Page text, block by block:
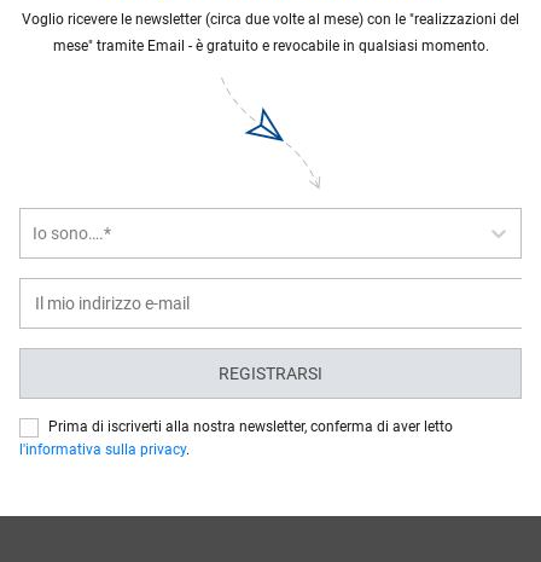
Voglio ricevere le newsletter (circa due volte al mese) con le "realizzazioni del
mese" tramite Email - è gratuito e revocabile in qualsiasi momento.
Io sono….*
REGISTRARSI
Prima di iscriverti alla nostra newsletter, conferma di aver letto
l'informativa sulla privacy.